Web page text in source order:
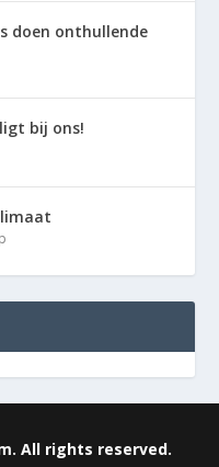
doen onthullende
bij ons!
All rights reserved.